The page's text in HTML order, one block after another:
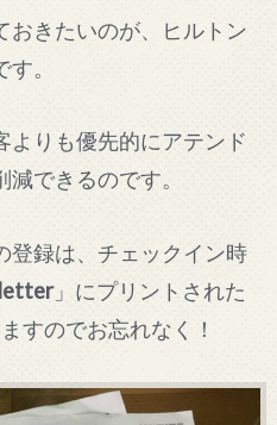
おきたいのが、ヒルトン
。
よりも優先的にアテンド
できるのです。
登録は、チェックイン時
」にプリントされた
すのでお忘れなく！